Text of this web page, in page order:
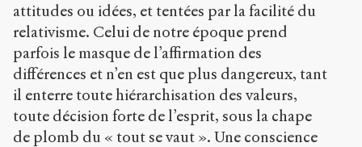
attitudes ou idées, et tentées par la facilité du
relativisme. Celui de notre époque prend
parfois le masque de l’affirmation des
différences et n’en est que plus dangereux, tant
il enterre toute hiérarchisation des valeurs,
toute décision forte de l’esprit, sous la chape
de plomb du « tout se vaut ». Une conscience